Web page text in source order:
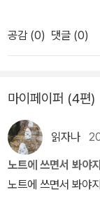
습니다.이 말은 눈
보이는 것들도 시간
은 세상에 얽매이
합니다. 마지막 문
사바하'는 마치 주문
하는 것 같습니다.저
있는 은밀한 언어라
않는다라 합니다.좀
포인트는 ‘눈에 보
하거나 우상화하는
의식해야 한다. 그들
우리 자신의 보이지
있다. 저자는 이러
《반야심경》은 내
가 머릿속에 만들어
말한다. 사회적 지위
이미지다. 교수나 종
마음이 약한 사람
운명이라는 것에 관
인 것은 마지막 부
미래보다 늘 현재가
나사는 새삼 현재를
요한 지금 이 순간,
다하는 최선일 것이
강해진다는내용이
'나'는 우주가 생겨
해 만들어진 조합일
일까요? 나는 나의
해할 수 없었습니다.
가지 커다란 환상이
째: 눈에 보이는 사
에 보이는 것만 진실
자신의 몸과 환경안
공감 (0) 댓글 (0)
마이페이퍼 (4편)
읽자나
노트에 쓰면서 봐야
노트에 쓰면서 봐야